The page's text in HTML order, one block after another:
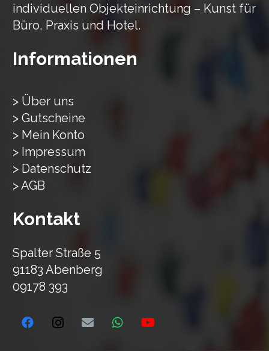
individuellen Objekteinrichtung – Kunst für
Büro, Praxis und Hotel.
Informationen
> Über uns
> Gutscheine
> Mein Konto
> Impressum
> Datenschutz
> AGB
Kontakt
Spalter Straße 5
91183 Abenberg
09178 393